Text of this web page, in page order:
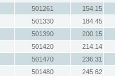
501261
154.15
501330
184.45
501390
200.15
501420
214.14
501470
236.31
501480
245.62